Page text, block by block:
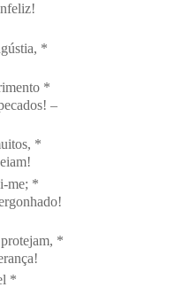
*
*
–
*
me; *
*
*